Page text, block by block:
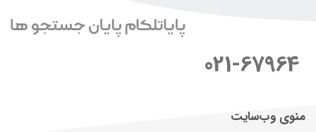
021-67964
منوی وب‌سایت